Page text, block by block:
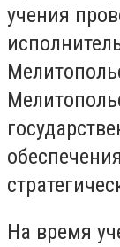
учения
На время